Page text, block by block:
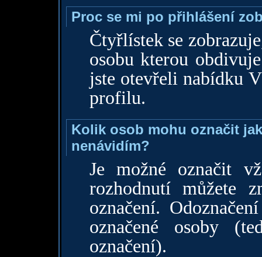
Proc se mi po přihlášení
Čtyřlístek se
osobu kterou
jste otevřeli nabídku
profilu.
Kolik osob mohu označit
nenávidím?
Je možné označit
rozhodnutí můžete
označení.
označené osoby
označení).